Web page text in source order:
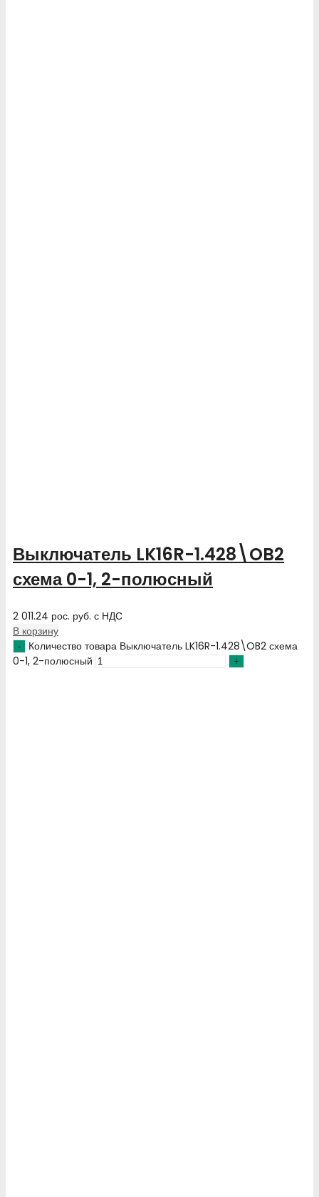
Выключатель LK16R-1.428\OB2
схема 0-1, 2-полюсный
2 011.24 рос. руб. с НДС
В корзину
Количество товара Выключатель LK16R-1.428\OB2 схема
0-1, 2-полюсный